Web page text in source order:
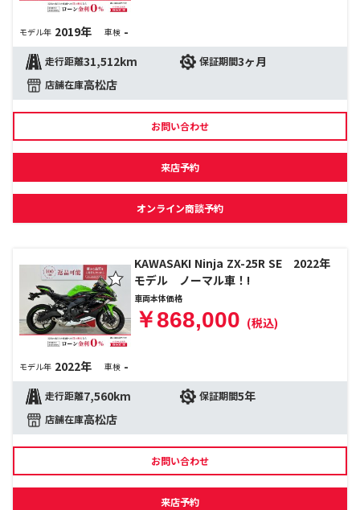
モデル年 2019年 車検 -
走行距離31,512km 保証期間3ヶ月
店舗在庫高松店
お問い合わせ
来店予約
オンライン商談予約
KAWASAKI Ninja ZX-25R SE 2022年
モデル ノーマル車！!
車両本体価格
￥868,000 (税込)
モデル年 2022年 車検 -
走行距離7,560km 保証期間5年
店舗在庫高松店
お問い合わせ
来店予約